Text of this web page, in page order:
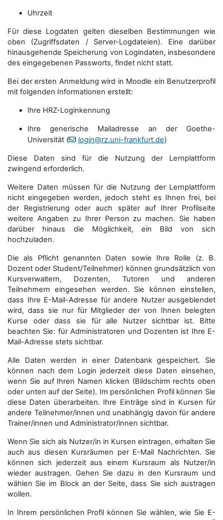
Uhrzeit
Für diese Logdaten gelten dieselben Bestimmungen wie
oben (Zugriffsdaten / Server-Logdateien). Eine darüber
hinausgehende Speicherung von Logindaten, insbesondere
des eingegebenen Passworts, findet nicht statt.
Bei der ersten Anmeldung wird in Moodle ein Benutzerprofil
mit folgenden Informationen erstellt:
Ihre HRZ-Loginkennung
Ihre generische Mailadresse an der Goethe-
Universität (
login@rz.uni-frankfurt.de)
Diese Daten sind für die Nutzung der Lernplattform
zwingend erforderlich.
Weitere Daten müssen für die Nutzung der Lernplattform
nicht eingegeben werden, jedoch steht es Ihnen frei, bei
der Registrierung oder auch später auf Ihrer Profilseite
weitere Angaben zu Ihrer Person zu machen. Sie haben
darüber hinaus die Möglichkeit, ein Bild von sich
hochzuladen.
Die als Pflicht genannten Daten sowie Ihre Rolle (z. B.
Dozent oder Student/Teilnehmer) können grundsätzlich von
Kursverwaltern, Dozenten, Tutoren und anderen
Teilnehmern eingesehen werden. Sie können einstellen,
dass Ihre E-Mail-Adresse für andere Nutzer ausgeblendet
wird, dass sie nur für Mitglieder der von Ihnen belegten
Kurse oder dass sie für alle Nutzer sichtbar ist. Bitte
beachten Sie: für Administratoren und Dozenten ist Ihre E-
Mail-Adresse stets sichtbar.
Alle Daten werden in einer Datenbank gespeichert. Sie
können nach dem Login jederzeit diese Daten einsehen,
wenn Sie auf Ihren Namen klicken (Bildschirm rechts oben
oder unten auf der Seite). Im persönlichen Profil können Sie
diese Daten überarbeiten. Ihre Einträge sind in Kursen für
andere Teilnehmer/innen und unabhängig davon für andere
Trainer/innen und Administrator/innen sichtbar.
Wenn Sie sich als Nutzer/in in Kursen eintragen, erhalten Sie
auch aus diesen Kursräumen per E-Mail Nachrichten. Sie
können sich jederzeit aus einem Kursraum als Nutzer/in
wieder austragen. Gehen Sie dazu in den Kursraum und
wählen Sie im Block an der Seite, dass Sie sich austragen
wollen.
In Ihrem persönlichen Profil können Sie wählen, wie Sie E-